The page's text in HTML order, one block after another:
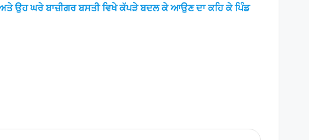
ਉਹ ਘਰੇ ਬਾਜ਼ੀਗਰ ਬਸਤੀ ਵਿਖੇ ਕੱਪੜੇ ਬਦਲ ਕੇ ਆਉਣ ਦਾ ਕਹਿ ਕੇ ਪਿੰਡ